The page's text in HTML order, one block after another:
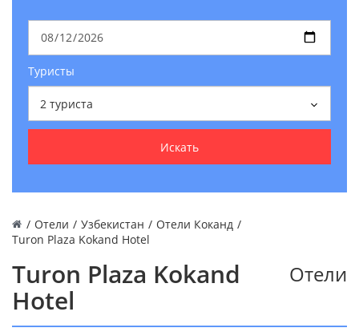
Туристы
2 туриста
Искать
/ Отели / Узбекистан / Отели Коканд /
Turon Plaza Kokand Hotel
Turon Plaza Kokand
Hotel
Отели